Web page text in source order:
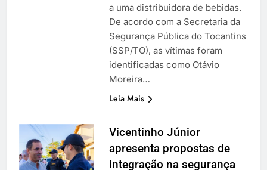
a uma distribuidora de bebidas.
De acordo com a Secretaria da
Segurança Pública do Tocantins
(SSP/TO), as vítimas foram
identificadas como Otávio
Moreira…
Leia Mais
Vicentinho Júnior
apresenta propostas de
integração na segurança